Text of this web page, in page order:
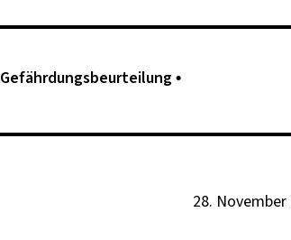
Gefährdungsbeurteilung
28. November